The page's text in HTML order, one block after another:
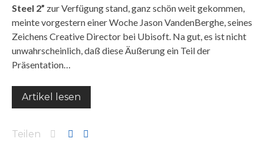
Steel 2” zur Verfügung stand, ganz schön weit gekommen,
meinte vorgestern einer Woche Jason VandenBerghe, seines
Zeichens Creative Director bei Ubisoft. Na gut, es ist nicht
unwahrscheinlich, daß diese Äußerung ein Teil der
Präsentation…
Artikel lesen
Teilen